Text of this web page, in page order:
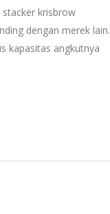
stacker krisbrow
dengan merek lain.
kapasitas angkutnya